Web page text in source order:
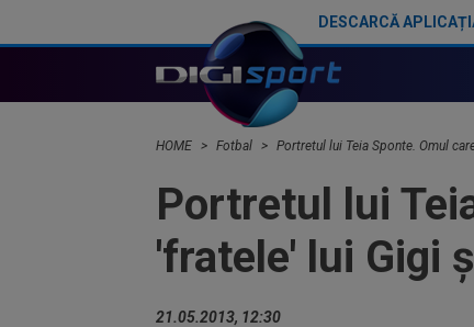
DESCARCĂ
HOME Fotbal Portretul lui Teia Sponte. Omul
Portretul lui
'fratele' lui Gigi
21.05.2013, 12:30